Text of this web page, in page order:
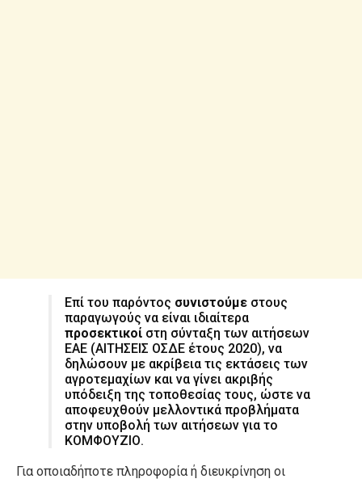
Επί του παρόντος συνιστούμε στους
παραγωγούς να είναι ιδιαίτερα
προσεκτικοί στη σύνταξη των αιτήσεων
ΕΑΕ (ΑΙΤΗΣΕΙΣ ΟΣΔΕ έτους 2020), να
δηλώσουν με ακρίβεια τις εκτάσεις των
αγροτεμαχίων και να γίνει ακριβής
υπόδειξη της τοποθεσίας τους, ώστε να
αποφευχθούν μελλοντικά προβλήματα
στην υποβολή των αιτήσεων για το
ΚΟΜΦΟΥΖΙΟ.
Για οποιαδήποτε πληροφορία ή διευκρίνηση οι